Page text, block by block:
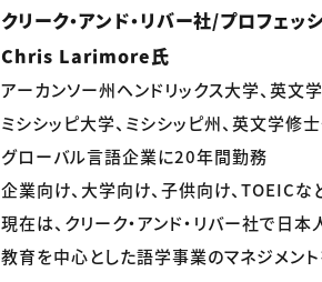
クリーク・アンド・リバー社/プロフェ
Chris Larimore氏
アーカンソー州ヘンドリックス大学、英文
ミシシッピ大学、ミシシッピ州、英文学修
グローバル言語企業に20年間勤務
企業向け、大学向け、子供向け、TOEICな
現在は、クリーク・アンド・リバー社で
教育を中心とした語学事業のマネジメント